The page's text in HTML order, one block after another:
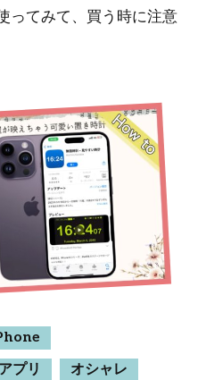
ってみて、買う時に注意
アプリ
オシャレ